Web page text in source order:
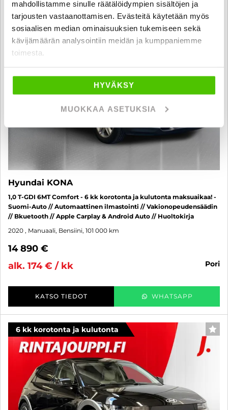
mahdollistamme sinulle räätälöidympien sisältöjen ja
tarjousten vastaanottamisen. Evästeitä käytetään myös
sosiaalisen median ominaisuuksien tukemiseen sekä
kävijämäärän analysointiin meidän ja kumppaniemme
toimesta.
HYVÄKSY
MUOKKAA ASETUKSIA
6 kk korotonta ja kulutonta
Hyundai KONA
1,0 T-GDI 6MT Comfort - 6 kk korotonta ja kulutonta maksuaikaa! -
Suomi-Auto // Automaattinen ilmastointi // Vakionopeudensäädin
// Bkuetooth // Apple Carplay & Android Auto // Huoltokirja
2020 , Manuaali, Bensiini, 101 000 km
14 890 €
alk. 174 € / kk
pori
KATSO TIEDOT WHATSAPP
6 kk korotonta ja kulutonta